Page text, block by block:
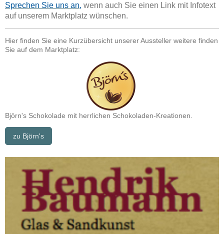
Sprechen Sie uns an, wenn auch Sie einen Link mit Infotext
auf unserem Marktplatz wünschen.
Hier finden Sie eine Kurzübersicht unserer Aussteller weitere finden
Sie auf dem Marktplatz:
Björn's Schokolade mit herrlichen Schokoladen-Kreationen.
zu Björn's